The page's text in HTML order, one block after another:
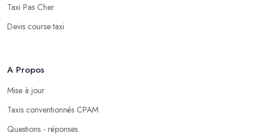
Taxi Pas Cher
Devis course taxi
A Propos
Mise à jour
Taxis conventionnés CPAM
Questions - réponses